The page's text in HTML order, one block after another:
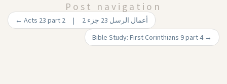
Post navigation
←
Acts 23 part 2 | أعمال الرسل 23 جزء 2
Bible Study: First Corinthians 9 part 4 →